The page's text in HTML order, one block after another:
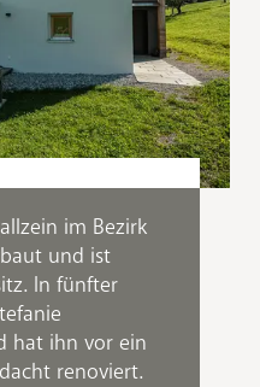
im Bezirk
und ist
In fünfter
hat ihn vor ein
renoviert.